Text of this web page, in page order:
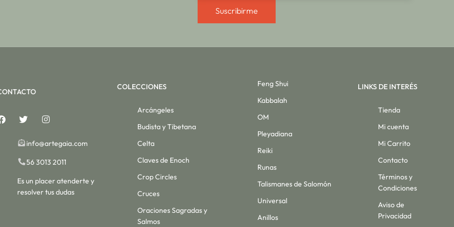
Suscribirme
info@artegaia.com
56 3013 2011
Es un placer atenderte y
resolver tus dudas
COLECCIONES
Arcángeles
Budista y Tibetana
Celta
Claves de Enoch
Crop Circles
Cruces
Oraciones Sagradas y
Salmos
Feng Shui
Kabbalah
OM
Pleyadiana
Reiki
Runas
Talismanes de Salomón
Universal
Anillos
LINKS DE INTERÉS
Tienda
Mi cuenta
Mi Carrito
Contacto
Términos y
Condiciones
Aviso de
Privacidad